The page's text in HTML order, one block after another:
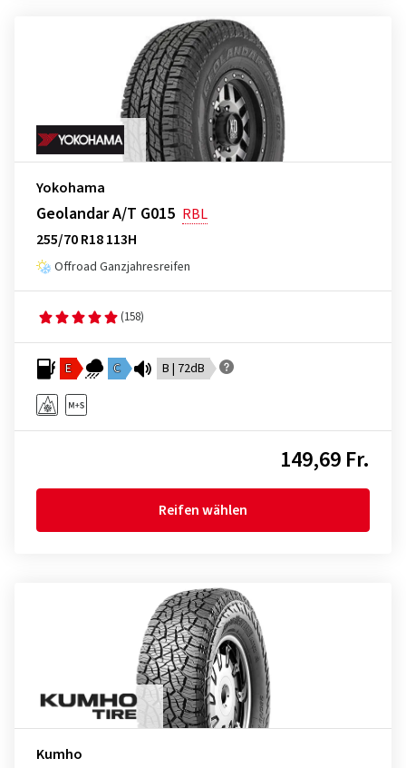
Yokohama
Geolandar A/T G015 RBL
255/70 R18 113H
Offroad Ganzjahresreifen
(158)
E C B | 72dB
149,69 Fr.
Reifen wählen
Kumho